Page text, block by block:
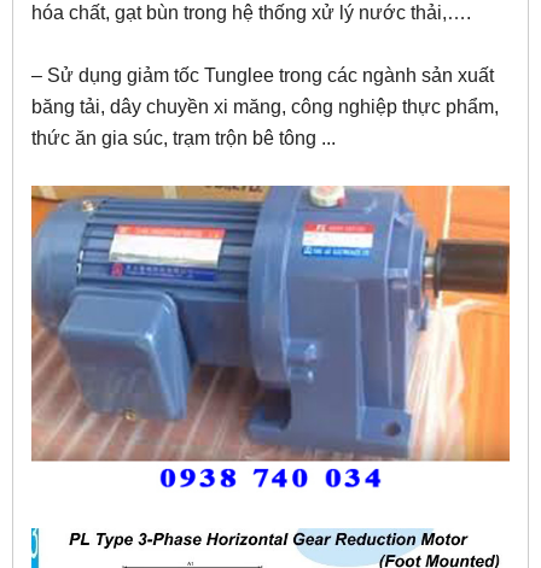
hóa chất, gạt bùn trong hệ thống xử lý nước thải,….
– Sử dụng giảm tốc Tunglee trong các ngành sản xuất
băng tải, dây chuyền xi măng, công nghiệp thực phẩm,
thức ăn gia súc, trạm trộn bê tông ...